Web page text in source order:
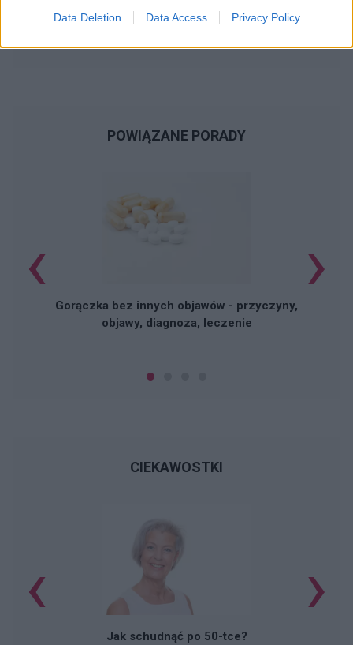
Data Deletion Data Access Privacy Policy
POWIĄZANE PORADY
Gorączka bez innych objawów - przyczyny,
objawy, diagnoza, leczenie
‹ ›
CIEKAWOSTKI
Jak schudnąć po 50-tce?
‹ ›